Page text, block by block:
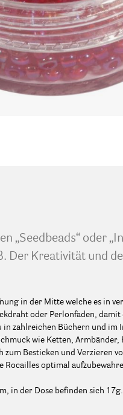
„Seedbeads“ oder
Der Kreativität und
in der Mitte welche es in
oder Perlonfaden,
zahlreichen Büchern und im
wie Ketten,
Besticken und Verzieren
Rocailles optimal
in der Dose befinden sich 17g.